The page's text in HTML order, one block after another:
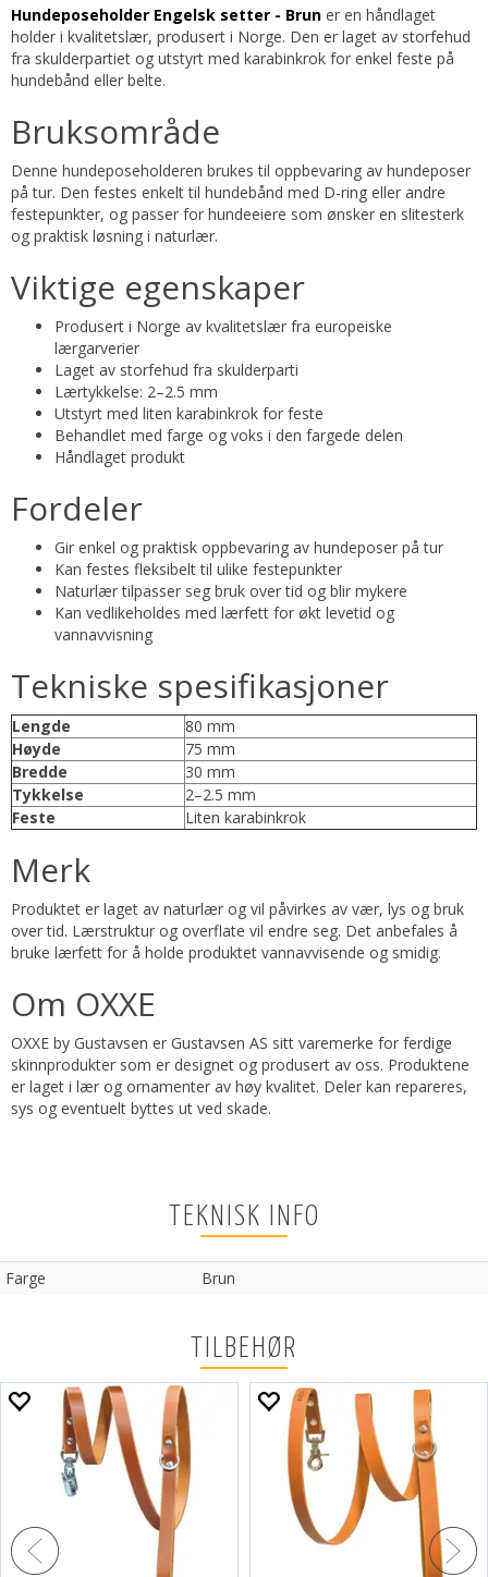
Hundeposeholder Engelsk setter - Brun er en håndlaget
holder i kvalitetslær, produsert i Norge. Den er laget av storfehud
fra skulderpartiet og utstyrt med karabinkrok for enkel feste på
hundebånd eller belte.
Bruksområde
Denne hundeposeholderen brukes til oppbevaring av hundeposer
på tur. Den festes enkelt til hundebånd med D-ring eller andre
festepunkter, og passer for hundeeiere som ønsker en slitesterk
og praktisk løsning i naturlær.
Viktige egenskaper
Produsert i Norge av kvalitetslær fra europeiske
lærgarverier
Laget av storfehud fra skulderparti
Lærtykkelse: 2–2.5 mm
Utstyrt med liten karabinkrok for feste
Behandlet med farge og voks i den fargede delen
Håndlaget produkt
Fordeler
Gir enkel og praktisk oppbevaring av hundeposer på tur
Kan festes fleksibelt til ulike festepunkter
Naturlær tilpasser seg bruk over tid og blir mykere
Kan vedlikeholdes med lærfett for økt levetid og
vannavvisning
Tekniske spesifikasjoner
Lengde
80 mm
Høyde
75 mm
Bredde
30 mm
Tykkelse
2–2.5 mm
Feste
Liten karabinkrok
Merk
Produktet er laget av naturlær og vil påvirkes av vær, lys og bruk
over tid. Lærstruktur og overflate vil endre seg. Det anbefales å
bruke lærfett for å holde produktet vannavvisende og smidig.
Om OXXE
OXXE by Gustavsen er Gustavsen AS sitt varemerke for ferdige
skinnprodukter som er designet og produsert av oss. Produktene
er laget i lær og ornamenter av høy kvalitet. Deler kan repareres,
sys og eventuelt byttes ut ved skade.
TEKNISK INFO
Farge Brun
TILBEHØR